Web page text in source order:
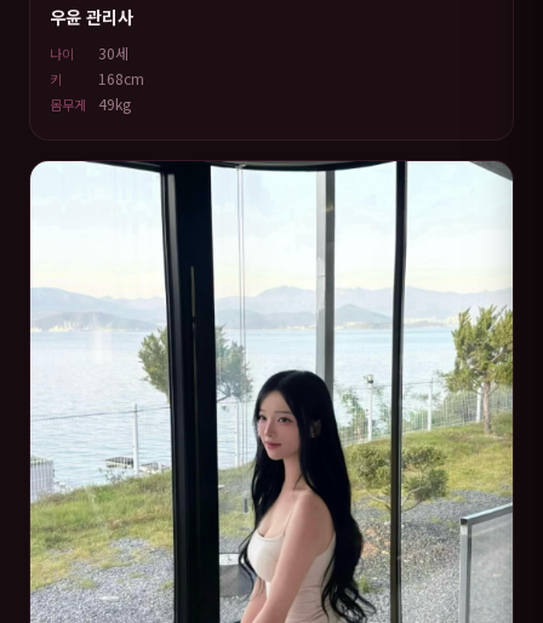
우윤 관리사
나이 30세
키 168cm
몸무게 49kg